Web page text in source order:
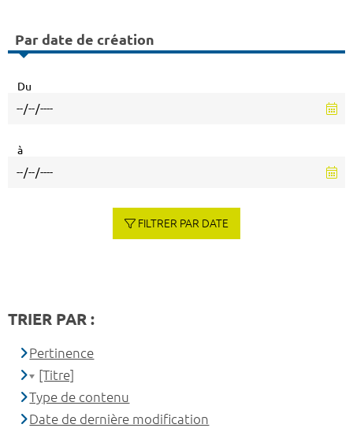
Par date de création
Du
à
FILTRER PAR DATE
TRIER PAR :
Pertinence
[Titre]
Type de contenu
Date de dernière modification